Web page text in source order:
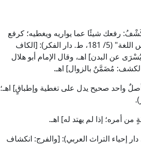
(5/ 297، ط. دار الهلال): [الكَشْفُ: رفعك شيئًا عما يواريه ويغطيه؛ كرفع
الغطاء عن الشيء] اهـ، وقال الإمام ابن فارس [ت: 395هـ] في "مقاييس اللغة" (5/ 181، ط. دار الفكر): [الكاف
عن البدن] اهـ، وقال الإمام أبو هلال
واحد صحيح يدل على تغطية وإطباقٍ] اهـ؛
ابن السِّكِّيت [ت: 244هـ] في "إصلاح المنطق" (ص: 80، ط. دار إحياء التراث العربي): [والفرج: انكشاف